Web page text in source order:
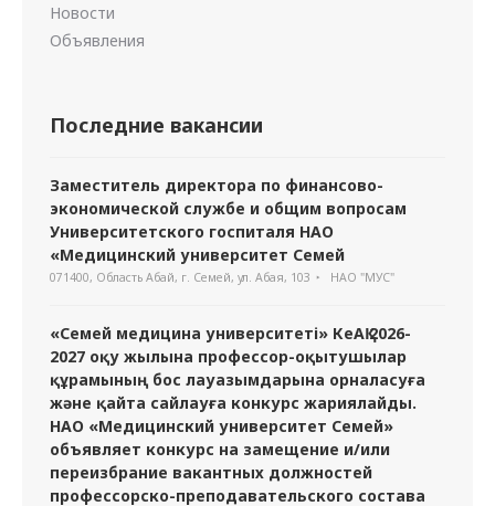
Новости
Объявления
Последние вакансии
Заместитель директора по финансово-
экономической службе и общим вопросам
Университетского госпиталя НАО
«Медицинский университет Семей
071400, Область Абай, г. Семей, ул. Абая, 103 НАО "МУС"
«Семей медицина университеті» КеАҚ 2026-
2027 оқу жылына профессор-оқытушылар
құрамының бос лауазымдарына орналасуға
және қайта сайлауға конкурс жариялайды.
НАО «Медицинский университет Семей»
объявляет конкурс на замещение и/или
переизбрание вакантных должностей
профессорско-преподавательского состава